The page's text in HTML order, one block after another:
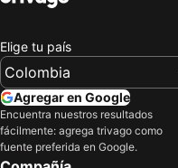
Hotel Cartagena Dubai
Hotel Summer Frente Al
Holiday Inn Cartagena Morros By
Estelar Playa Manzanillo - All inclusive
ibis Cartagena Marbella
Elige tu país
Agregar en Google
Encuentra nuestros resultados
fácilmente: agrega trivago como
fuente preferida en Google.